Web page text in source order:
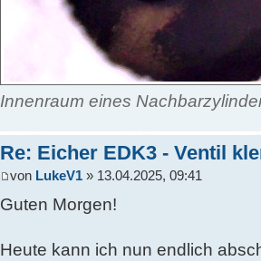
Innenraum eines
Re: Eicher EDK3 - Ventil
von LukeV1 » 13.04.2025, 09:41
Guten Morgen!
Heute kann ich nun endlich